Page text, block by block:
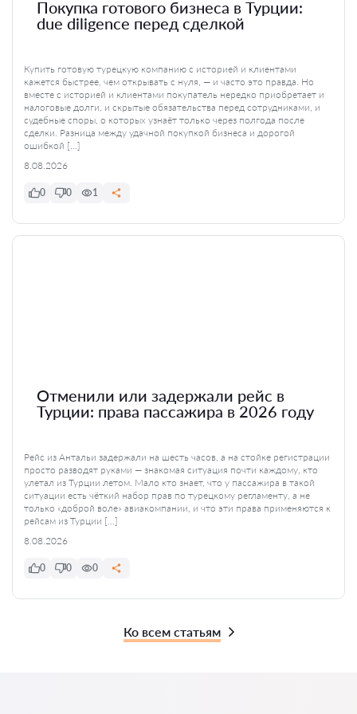
Покупка готового бизнеса в Турции:
due diligence перед сделкой
Купить готовую турецкую компанию с историей и клиентами
кажется быстрее, чем открывать с нуля, — и часто это правда. Но
вместе с историей и клиентами покупатель нередко приобретает и
налоговые долги, и скрытые обязательства перед сотрудниками, и
судебные споры, о которых узнаёт только через полгода после
сделки. Разница между удачной покупкой бизнеса и дорогой
ошибкой […]
8.08.2026
0 0 1
Отменили или задержали рейс в
Турции: права пассажира в 2026 году
Рейс из Антальи задержали на шесть часов, а на стойке регистрации
просто разводят руками — знакомая ситуация почти каждому, кто
улетал из Турции летом. Мало кто знает, что у пассажира в такой
ситуации есть чёткий набор прав по турецкому регламенту, а не
только «доброй воле» авиакомпании, и что эти права применяются к
рейсам из Турции […]
8.08.2026
0 0 0
Ко всем статьям